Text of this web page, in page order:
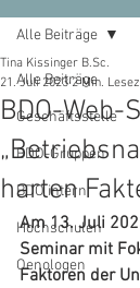
Alle Beiträge
Geschäftsstelle
BDO-Gruppen
BDO intern
Hochschulen
Oenologen
Alle Beiträge
BDO-Web-
harten
Tina Kissinger B.Sc.
21. Juli 2023 2 Min.
Am 13. Juli
Seminar mit
Faktoren der